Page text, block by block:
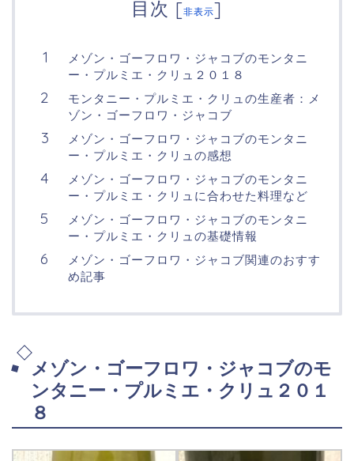
目次 [非表示]
メゾン・ゴーフロワ・ジャコブのモンタニ
ー・プルミエ・クリュ２０１８
モンタニー・プルミエ・クリュの生産者：メ
ゾン・ゴーフロワ・ジャコブ
メゾン・ゴーフロワ・ジャコブのモンタニ
ー・プルミエ・クリュの感想
メゾン・ゴーフロワ・ジャコブのモンタニ
ー・プルミエ・クリュに合わせた料理など
メゾン・ゴーフロワ・ジャコブのモンタニ
ー・プルミエ・クリュの基礎情報
メゾン・ゴーフロワ・ジャコブ関連のおすす
め記事
メゾン・ゴーフロワ・ジャコブのモ
ンタニー・プルミエ・クリュ２０１
８